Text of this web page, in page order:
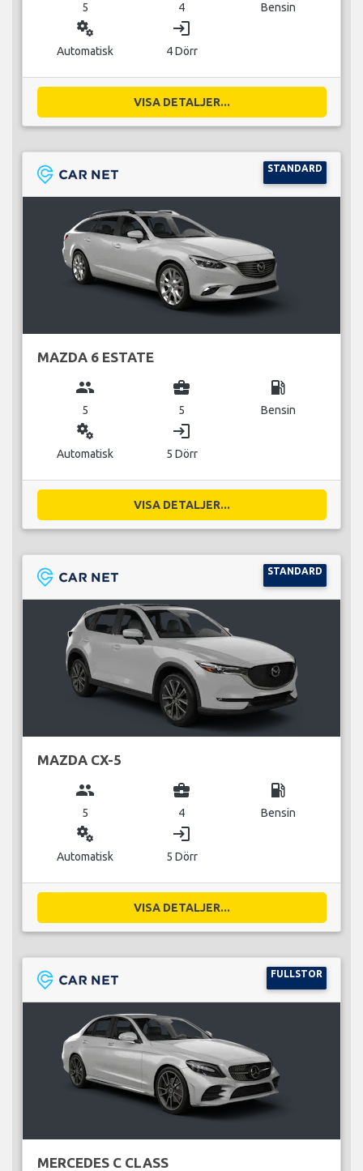
5 4 Bensin
miscellaneous_services
Automatisk
login
4 Dörr
VISA DETALJER...
STANDARD
MAZDA 6 ESTATE
group
5
business_center
5
local_gas_station
Bensin
miscellaneous_services
Automatisk
login
5 Dörr
VISA DETALJER...
STANDARD
MAZDA CX-5
group
5
business_center
4
local_gas_station
Bensin
miscellaneous_services
Automatisk
login
5 Dörr
VISA DETALJER...
FULLSTOR
MERCEDES C CLASS